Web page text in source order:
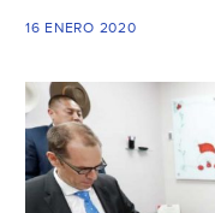
16 ENERO 2020